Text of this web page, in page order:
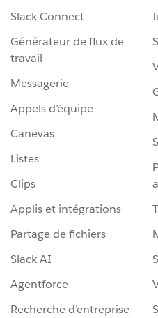
Slack Connect
Générateur de flux de
travail
Messagerie
Appels d’équipe
Canevas
Listes
Clips
Applis et intégrations
Partage de fichiers
Slack AI
Agentforce
Recherche d’entreprise